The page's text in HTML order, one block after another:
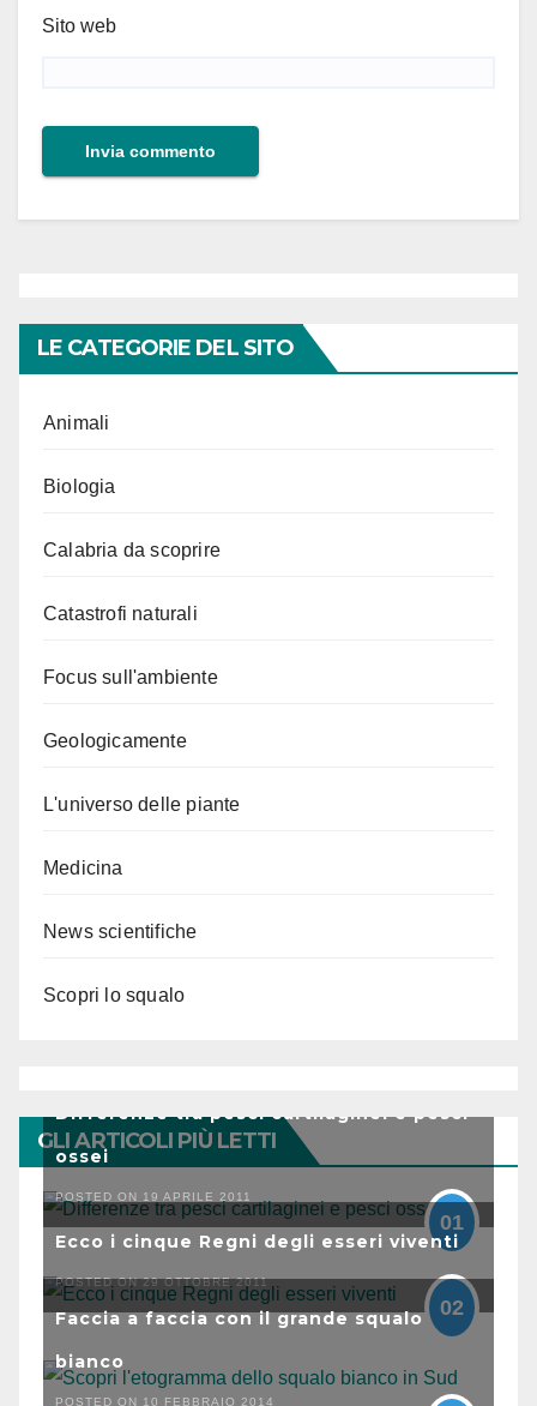
Sito web
LE CATEGORIE DEL SITO
Animali
Biologia
Calabria da scoprire
Catastrofi naturali
Focus sull'ambiente
Geologicamente
L'universo delle piante
Medicina
News scientifiche
Scopri lo squalo
GLI ARTICOLI PIÙ LETTI
Differenze tra pesci cartilaginei e pesci
ossei
POSTED ON 19 APRILE 2011
01
Ecco i cinque Regni degli esseri viventi
POSTED ON 29 OTTOBRE 2011
02
Faccia a faccia con il grande squalo
bianco
POSTED ON 10 FEBBRAIO 2014